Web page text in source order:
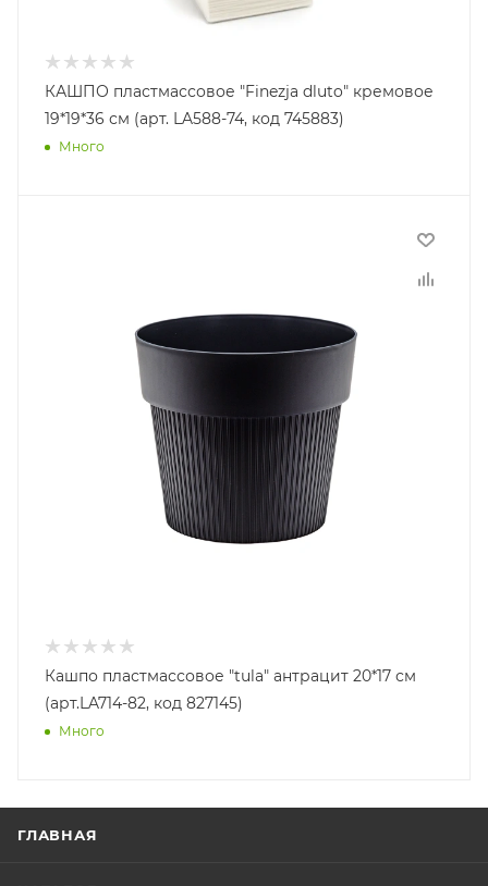
КАШПО пластмассовое "Finezja dluto" кремовое
19*19*36 см (арт. LA588-74, код 745883)
Много
Кашпо пластмассовое "tula" антрацит 20*17 см
(арт.LA714-82, код 827145)
Много
ГЛАВНАЯ